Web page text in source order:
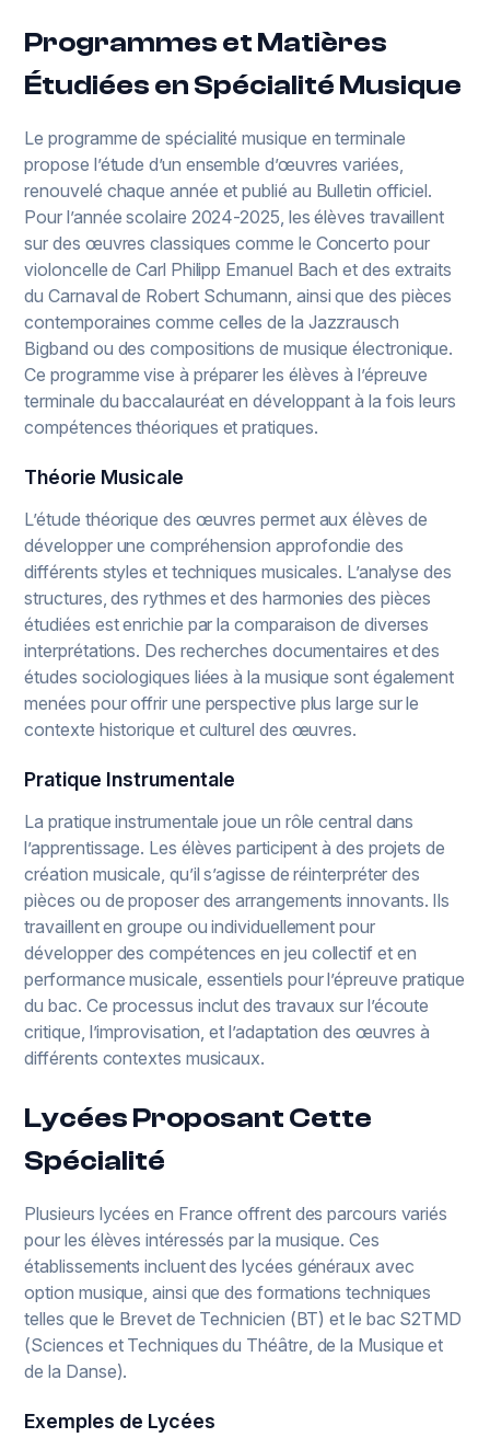
Programmes et Matières
Étudiées en Spécialité Musique
Le programme de spécialité musique en terminale
propose l’étude d’un ensemble d’œuvres variées,
renouvelé chaque année et publié au Bulletin officiel.
Pour l’année scolaire 2024-2025, les élèves travaillent
sur des œuvres classiques comme le Concerto pour
violoncelle de Carl Philipp Emanuel Bach et des extraits
du Carnaval de Robert Schumann, ainsi que des pièces
contemporaines comme celles de la Jazzrausch
Bigband ou des compositions de musique électronique.
Ce programme vise à préparer les élèves à l’épreuve
terminale du baccalauréat en développant à la fois leurs
compétences théoriques et pratiques.
Théorie Musicale
L’étude théorique des œuvres permet aux élèves de
développer une compréhension approfondie des
différents styles et techniques musicales. L’analyse des
structures, des rythmes et des harmonies des pièces
étudiées est enrichie par la comparaison de diverses
interprétations. Des recherches documentaires et des
études sociologiques liées à la musique sont également
menées pour offrir une perspective plus large sur le
contexte historique et culturel des œuvres.
Pratique Instrumentale
La pratique instrumentale joue un rôle central dans
l’apprentissage. Les élèves participent à des projets de
création musicale, qu’il s’agisse de réinterpréter des
pièces ou de proposer des arrangements innovants. Ils
travaillent en groupe ou individuellement pour
développer des compétences en jeu collectif et en
performance musicale, essentiels pour l’épreuve pratique
du bac. Ce processus inclut des travaux sur l’écoute
critique, l’improvisation, et l’adaptation des œuvres à
différents contextes musicaux.
Lycées Proposant Cette
Spécialité
Plusieurs lycées en France offrent des parcours variés
pour les élèves intéressés par la musique. Ces
établissements incluent des lycées généraux avec
option musique, ainsi que des formations techniques
telles que le Brevet de Technicien (BT) et le bac S2TMD
(Sciences et Techniques du Théâtre, de la Musique et
de la Danse).
Exemples de Lycées